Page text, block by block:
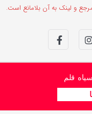
و لینک به آن بلامانع است.
قلم